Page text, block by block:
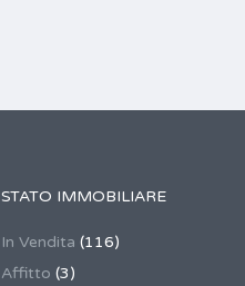
STATO IMMOBILIARE
In Vendita (116)
Affitto (3)